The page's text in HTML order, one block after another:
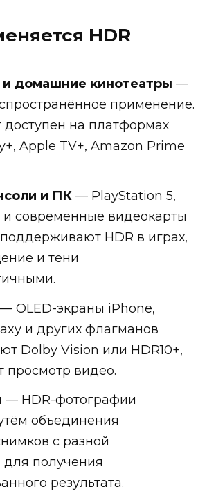
HDR
и домашние кинотеатры —
применение.
доступен на платформах
Apple TV+, Amazon Prime
и ПК — PlayStation 5,
и современные видеокарты
HDR в играх,
и тени
— OLED-экраны iPhone,
и других флагманов
Dolby Vision или HDR10+,
просмотр видео.
— HDR-фотографии
объединения
с разной
для получения
результата.